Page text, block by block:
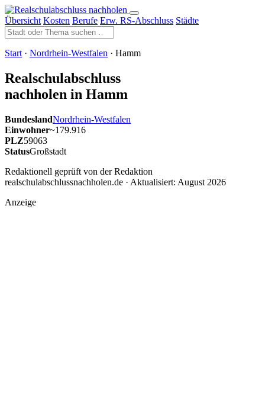
Übersicht Kosten Berufe Erw. RS-Abschluss Städte
Start · Nordrhein-Westfalen · Hamm
Realschulabschluss
nachholen in Hamm
BundeslandNordrhein-Westfalen
Einwohner~179.916
PLZ59063
StatusGroßstadt
Redaktionell geprüft von der Redaktion
realschulabschlussnachholen.de · Aktualisiert: August 2026
Anzeige